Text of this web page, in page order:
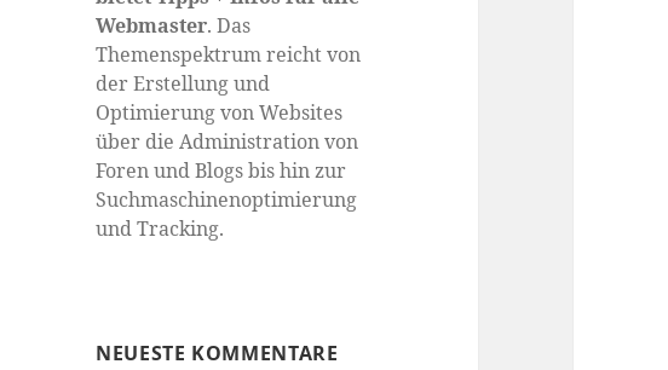
Webmaster. Das
Themenspektrum reicht von
der Erstellung und
Optimierung von Websites
über die Administration von
Foren und Blogs bis hin zur
Suchmaschinenoptimierung
und Tracking.
NEUESTE KOMMENTARE